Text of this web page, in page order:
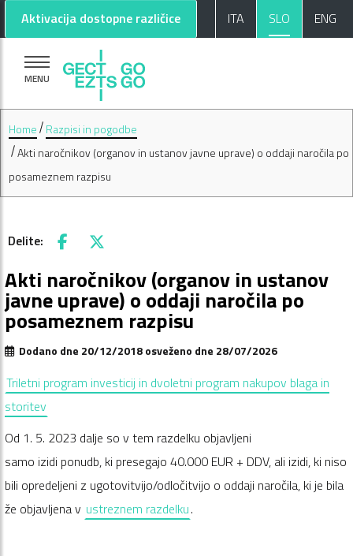
Pojdi na glavno vsebino
Pojdi na nogo strani
Aktivacija dostopne različice ITA SLO ENG
MENU
Home
Razpisi in pogodbe
Akti naročnikov (organov in ustanov javne uprave) o oddaji naročila po
posameznem razpisu
Delite: Facebook
X
Akti naročnikov (organov in ustanov
javne uprave) o oddaji naročila po
posameznem razpisu
Dodano dne 20/12/2018 osveženo dne 28/07/2026
Triletni program investicij in dvoletni program nakupov blaga in
storitev
Od 1. 5. 2023 dalje so v tem razdelku objavljeni
samo izidi ponudb, ki presegajo 40.000 EUR + DDV, ali izidi, ki niso
bili opredeljeni z ugotovitvijo/odločitvijo o oddaji naročila, ki je bila
že objavljena v ustreznem razdelku.